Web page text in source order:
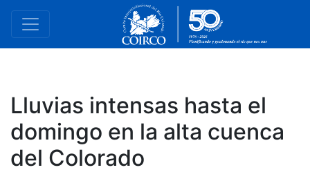
Lluvias intensas hasta el
domingo en la alta cuenca
del Colorado